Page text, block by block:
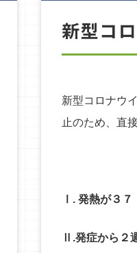
新型コ
新型コロナウ
止のため、直
Ⅰ. 発熱が３
Ⅱ.発症から２